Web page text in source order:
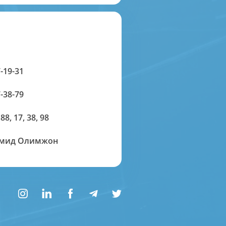
19-31
38-79
17, 38, 98
Олимжон